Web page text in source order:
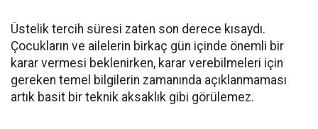
Üstelik tercih süresi zaten son derece kısaydı.
Çocukların ve ailelerin birkaç gün içinde önemli bir
karar vermesi beklenirken, karar verebilmeleri için
gereken temel bilgilerin zamanında açıklanmaması
artık basit bir teknik aksaklık gibi görülemez.